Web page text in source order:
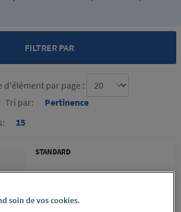
FILTRER PAR
15
d'élément par page :
Tri par:
Pertinence
STANDARD
JOINT PLAT EPDM
soin de vos cookies.